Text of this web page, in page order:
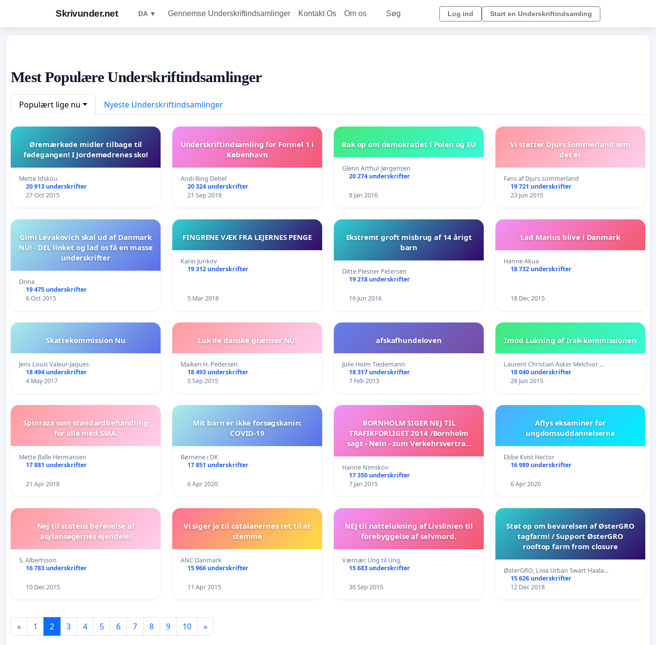
Skrivunder.net DA ▼ Gennemse Underskriftindsamlinger Kontakt Os Om os Søg Log ind Start en Underskriftindsamling
Mest Populære Underskriftindsamlinger
Populært lige nu Nyeste Underskriftindsamlinger
Øremærkede midler tilbage til
fødegangen! I Jordemødrenes sko!
Mette Idskou
20 913 underskrifter
27 Oct 2015
Underskriftindsamling for Formel 1 i
København
Andi Bing Debel
20 324 underskrifter
21 Sep 2018
Bak op om demokratiet i Polen og EU
Glenn Arthur Jørgensen
20 274 underskrifter
8 Jan 2016
Vi støtter Djurs Sommerland som
det er
Fans af Djurs sommerland
19 721 underskrifter
23 Jun 2015
Gimi Levakovich skal ud af Danmark
NU! - DEL linket og lad os få en masse
underskrifter
Drina
19 475 underskrifter
6 Oct 2015
FINGRENE VÆK FRA LEJERNES PENGE
Karin Junkov
19 312 underskrifter
5 Mar 2018
Ekstremt groft misbrug af 14 årigt
barn
Ditte Plesner Petersen
19 218 underskrifter
16 Jun 2016
Lad Marius blive i Danmark
Hanne Akua
18 732 underskrifter
18 Dec 2015
Skattekommission Nu
Jens Louis Valeur-Jaques
18 494 underskrifter
4 May 2017
Luk de danske grænser NU!
Maiken H. Pedersen
18 493 underskrifter
5 Sep 2015
afskafhundeloven
Julie Holm Tiedemann
18 317 underskrifter
7 Feb 2013
Imod Lukning af Irak-kommissionen
Laurent Christian Asker Melchior …
18 040 underskrifter
28 Jun 2015
Spinraza som standardbehandling
for alle med SMA.
Mette Balle Hermansen
17 881 underskrifter
21 Apr 2018
Mit barn er ikke forsøgskanin:
COVID-19
Børnene i DK
17 851 underskrifter
6 Apr 2020
BORNHOLM SIGER NEJ TIL
TRAFIKFORLIGET 2014 /Bornholm
sagt - Nein - zum Verkehrsvertrag
Hanne Nimskov
17 350 underskrifter
7 Jan 2015
Aflys eksaminer for
ungdomsuddannelserne
Ebbe Kvist Hector
16 989 underskrifter
6 Apr 2020
Nej til statens berøvelse af
asylansøgernes ejendele!
S. Albertsson
16 783 underskrifter
10 Dec 2015
Vi siger ja til catalanernes ret til at
stemme
ANC Danmark
15 966 underskrifter
11 Apr 2015
NEJ til nattelukning af Livslinien til
forebyggelse af selvmord.
Værnær. Ung til Ung.
15 683 underskrifter
30 Sep 2015
Støt op om bevarelsen af ØsterGRO
tagfarm! / Support ØsterGRO
rooftop farm from closure
ØsterGRO, Livia Urban Swart Haala…
15 626 underskrifter
12 Dec 2018
« 1 2 3 4 5 6 7 8 9 10 »